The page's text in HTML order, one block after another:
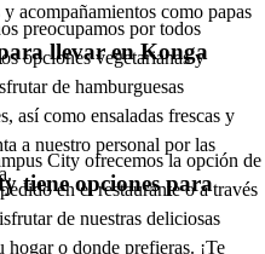
acompañamientos como papas
preocupamos por todos
opciones vegetarianas y
de hamburguesas
así como ensaladas frescas y
a nuestro personal por las
llevar en Konga
City ofrecemos la opción de
en el restaurante o a través
de nuestras deliciosas
hogar o donde prefieras. ¡Te
tiene opciones para